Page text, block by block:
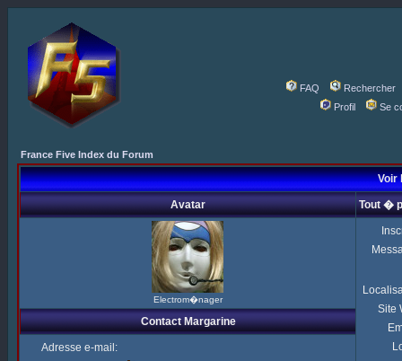
FAQ
Rechercher
Profil
Se
France Five Index du Forum
Voir
Avatar Tout �
Electrom�nager
Site
Contact Margarine
Adresse e-mail: